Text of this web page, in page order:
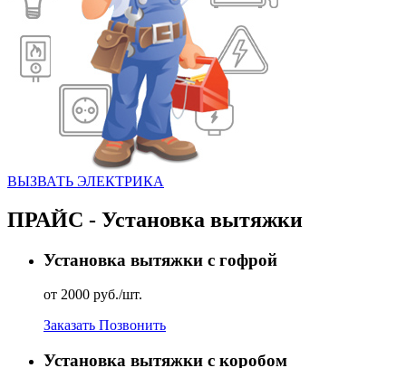
ВЫЗВАТЬ ЭЛЕКТРИКА
ПРАЙС - Установка вытяжки
Установка вытяжки с гофрой
от 2000 руб./шт.
Заказать Позвонить
Установка вытяжки с коробом